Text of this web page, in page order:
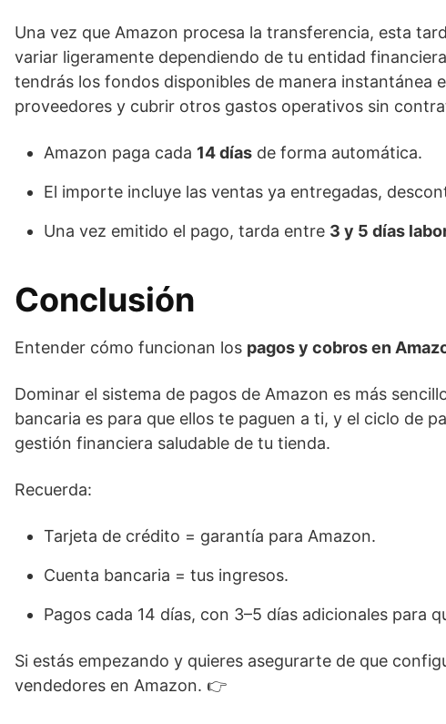
Una vez que Amazon procesa la transferencia, esta
variar ligeramente dependiendo de tu entidad
tendrás los fondos disponibles de manera instantánea
proveedores y cubrir otros gastos operativos sin
Amazon paga cada 14 días de forma automática.
El importe incluye las ventas ya entregadas,
Una vez emitido el pago, tarda entre 3 y 5 días
Conclusión
Entender cómo funcionan los pagos y cobros en
Dominar el sistema de pagos de Amazon es más
bancaria es para que ellos te paguen a ti, y el ciclo de
gestión financiera saludable de tu tienda.
Recuerda:
Tarjeta de crédito = garantía para Amazon.
Cuenta bancaria = tus ingresos.
Pagos cada 14 días, con 3–5 días adicionales para
Si estás empezando y quieres asegurarte de que
vendedores en Amazon. 👉